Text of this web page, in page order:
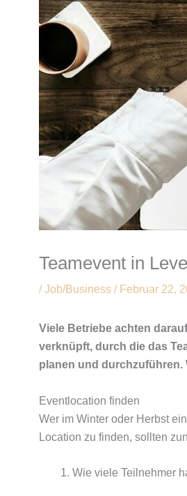
Teamevent in
/Job/Business / Februar 22,
Viele Betriebe achten
verknüpft, durch die das
planen und durchzuführen.
Eventlocation finden
Wer im Winter oder Herbst
Location zu finden, sollten
Wie viele Teilnehmer